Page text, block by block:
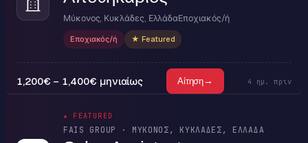
Μύκονος, Κυκλάδες, ΕλλάδαΕποχιακός/ή
Εποχιακός/ή ★ Featured
1,200€ – 1,400€ μηνιαίως Αίτηση→ 4 ημ. πριν
★ FEATURED
FAIS GROUP · ΜΎΚΟΝΟΣ, ΚΥΚΛΆΔΕΣ, ΕΛΛΆΔΑ